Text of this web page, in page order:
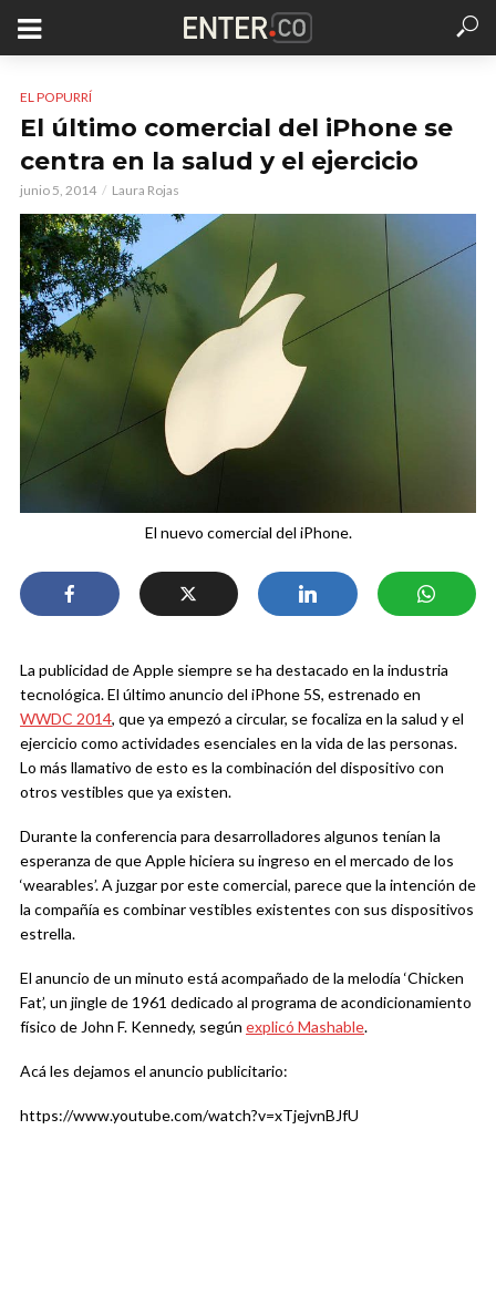
EL POPURRÍ
El último comercial del iPhone se
centra en la salud y el ejercicio
junio 5, 2014 Laura Rojas
El nuevo comercial del iPhone.
La publicidad de Apple siempre se ha destacado en la industria
tecnológica. El último anuncio del iPhone 5S, estrenado en
WWDC 2014, que ya empezó a circular, se focaliza en la salud y el
ejercicio como actividades esenciales en la vida de las personas.
Lo más llamativo de esto es la combinación del dispositivo con
otros vestibles que ya existen.
Durante la conferencia para desarrolladores algunos tenían la
esperanza de que Apple hiciera su ingreso en el mercado de los
‘wearables’. A juzgar por este comercial, parece que la intención de
la compañía es combinar vestibles existentes con sus dispositivos
estrella.
El anuncio de un minuto está acompañado de la melodía ‘Chicken
Fat’, un jingle de 1961 dedicado al programa de acondicionamiento
físico de John F. Kennedy, según explicó Mashable.
Acá les dejamos el anuncio publicitario:
https://www.youtube.com/watch?v=xTjejvnBJfU